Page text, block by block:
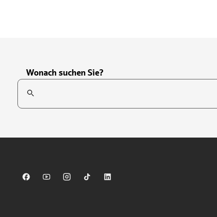
Wonach suchen Sie?
Suchfeld
Sparkasse auf Facebook
Sparkasse auf Youtube
Sparkasse auf Instagram
Sparkasse auf TikTok
Sparkasse auf LinkedIn